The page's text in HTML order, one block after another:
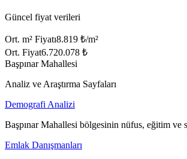
Güncel fiyat verileri
Ort. m² Fiyatı8.819 ₺/m²
Ort. Fiyat6.720.078 ₺
Başpınar Mahallesi
Analiz ve Araştırma Sayfaları
Demografi Analizi
Başpınar Mahallesi bölgesinin nüfus, eğitim ve
Emlak Danışmanları